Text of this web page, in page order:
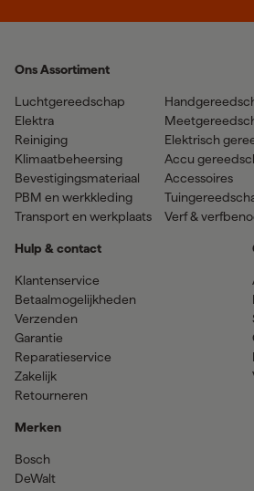
Ons Assortiment
Luchtgereedschap
Elektra
Reiniging
Klimaatbeheersing
Bevestigingsmateriaal
PBM en werkkleding
Transport en werkplaats
Elektrisch
Accu
Accessoires
Verf &
Hulp & contact
Klantenservice
Betaalmogelijkheden
Verzenden
Garantie
Reparatieservice
Zakelijk
Retourneren
Merken
Bosch
DeWalt